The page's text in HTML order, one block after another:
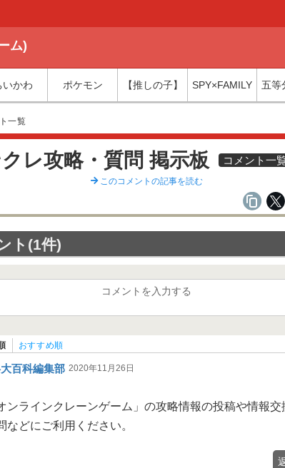
ム)
いかわ ポケモン 【推しの子】 SPY×FAMILY 五等
一覧
レ攻略・質問 掲示板 コメント一
このコメントの記事を読む
ト(1件)
コメントを入力する
おすすめ順
百科編集部 2020年11月26日
ンラインクレーンゲーム」の攻略情報の投稿や情報交
などにご利用ください。